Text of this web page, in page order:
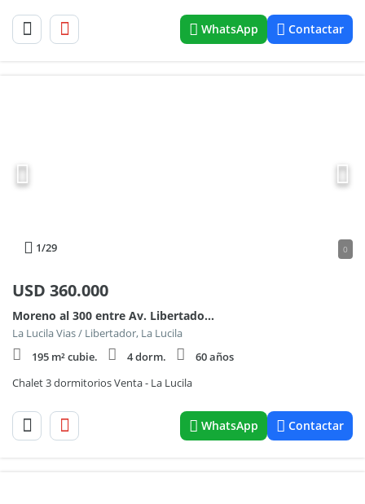
WhatsApp Contactar
1/29 0
USD 360.000
Moreno al 300 entre Av. Libertador y Dr. Lucio Mansilla
La Lucila Vias / Libertador, La Lucila
195 m² cubie.
4 dorm.
60 años
Chalet 3 dormitorios Venta - La Lucila
WhatsApp Contactar